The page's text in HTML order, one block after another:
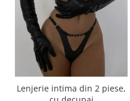
Lenjerie intima din 2 piese,